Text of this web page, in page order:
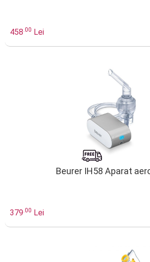
458.00 Lei
Beurer IH58 Aparat
379.00 Lei